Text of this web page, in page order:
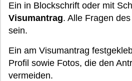
Ein in Blockschrift oder mit
Visumantrag. Alle Fragen
sein.
Ein am Visumantrag
Profil sowie Fotos, die den
vermeiden.